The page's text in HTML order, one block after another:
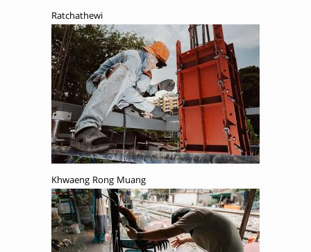
Ratchathewi
Khwaeng Rong Muang